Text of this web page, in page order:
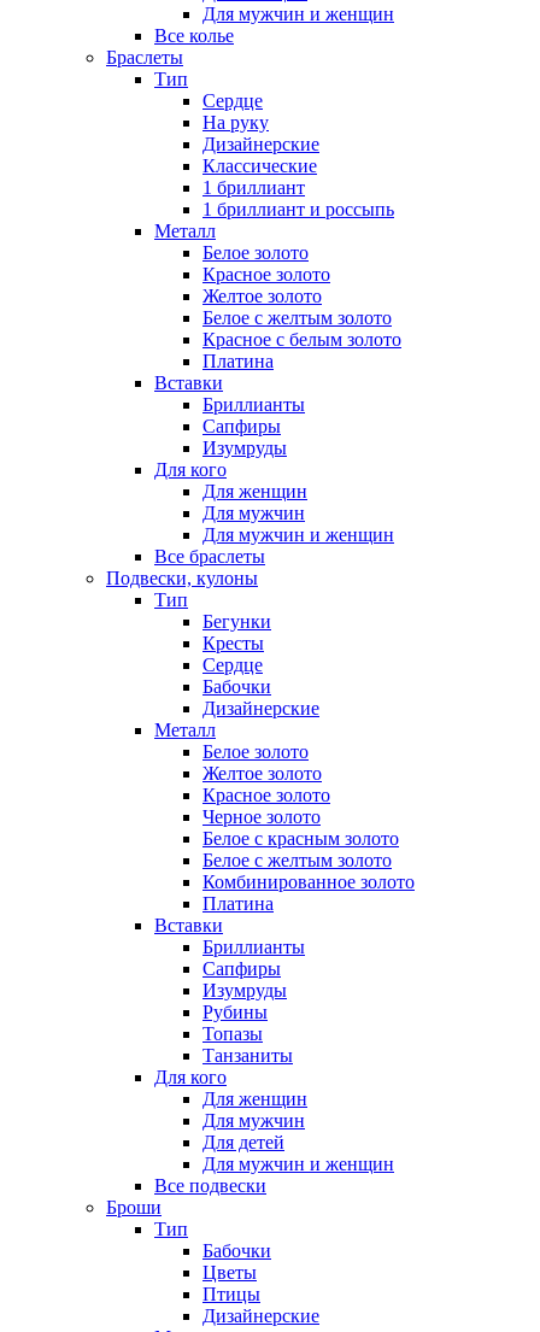
Для мужчин и женщин
Все колье
Браслеты
Тип
Сердце
На руку
Дизайнерские
Классические
1 бриллиант
1 бриллиант и россыпь
Металл
Белое золото
Красное золото
Желтое золото
Белое с желтым золото
Красное с белым золото
Платина
Вставки
Бриллианты
Сапфиры
Изумруды
Для кого
Для женщин
Для мужчин
Для мужчин и женщин
Все браслеты
Подвески, кулоны
Тип
Бегунки
Кресты
Сердце
Бабочки
Дизайнерские
Металл
Белое золото
Желтое золото
Красное золото
Черное золото
Белое с красным золото
Белое с желтым золото
Комбинированное золото
Платина
Вставки
Бриллианты
Сапфиры
Изумруды
Рубины
Топазы
Танзаниты
Для кого
Для женщин
Для мужчин
Для детей
Для мужчин и женщин
Все подвески
Броши
Тип
Бабочки
Цветы
Птицы
Дизайнерские